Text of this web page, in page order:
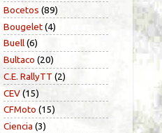
Bocetos (89)
Bougelet(4)
Buell(6)
Bultaco (20)
C.E. RallyTT (2)
CEV(15)
CFMoto (15)
Ciencia (3)